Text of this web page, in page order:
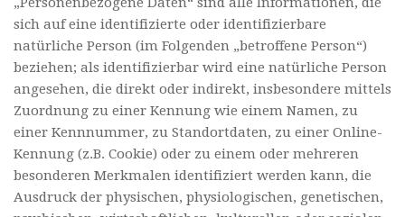
sich auf eine identifizierte oder identifizierbare
natürliche Person (im Folgenden „betroffene Person“)
beziehen; als identifizierbar wird eine natürliche Person
angesehen, die direkt oder indirekt, insbesondere mittels
Zuordnung zu einer Kennung wie einem Namen, zu
einer Kennnummer, zu Standortdaten, zu einer Online-
Kennung (z.B. Cookie) oder zu einem oder mehreren
besonderen Merkmalen identifiziert werden kann, die
Ausdruck der physischen, physiologischen, genetischen,